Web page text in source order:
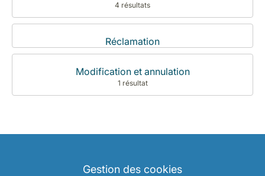
4 résultats
Réclamation
Modification et annulation
1 résultat
Gestion des cookies